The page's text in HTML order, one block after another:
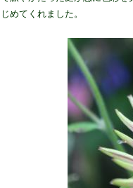
じめてくれました。